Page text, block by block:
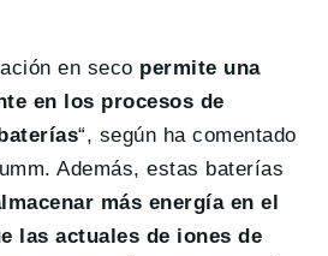
en seco permite una
en los procesos de
“, según ha comentado
Además, estas baterías
más energía en el
las actuales de iones de